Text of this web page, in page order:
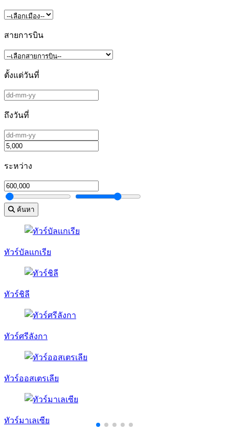
สายการบิน
ตั้งแต่วันที่
ถึงวันที่
ระหว่าง
ค้นหา
ทัวร์บัลเเกเรีย
ทัวร์ชิลี
ทัวร์ศรีลังกา
ทัวร์ออสเตรเลีย
ทัวร์มาเลเซีย